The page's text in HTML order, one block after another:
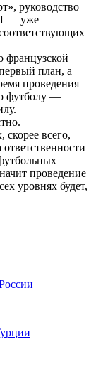
руководство
— уже
французской
план, а
проведения
футболу —
всего,
проведение
уровнях будет,